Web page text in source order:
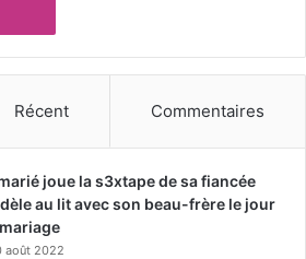
Récent Commentaires
joue la s3xtape de sa fiancée
au lit avec son beau-frère le jour
août 2022